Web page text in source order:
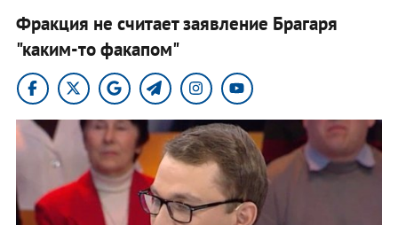
Фракция не считает заявление Брагаря
"каким-то факапом"